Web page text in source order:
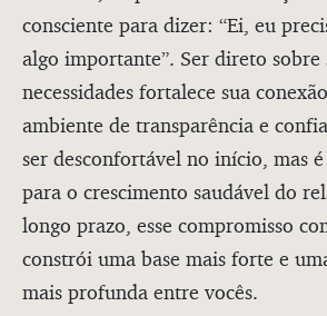
consciente para dizer: “Ei, eu
algo importante”. Ser direto sobre
necessidades fortalece sua
ambiente de transparência e
ser desconfortável no início, mas
para o crescimento saudável do
longo prazo, esse compromisso
constrói uma base mais forte e
mais profunda entre vocês.